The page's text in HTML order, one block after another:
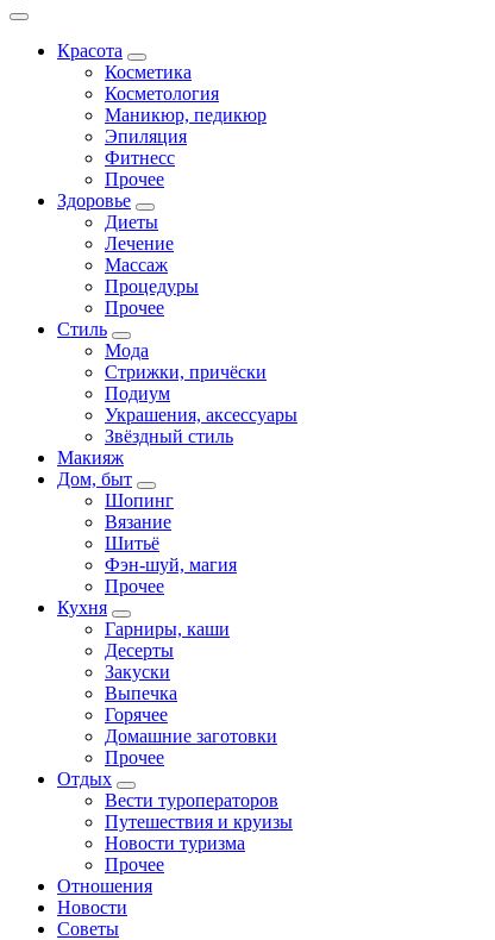
Красота
Косметика
Косметология
Маникюр, педикюр
Эпиляция
Фитнесс
Прочее
Здоровье
Диеты
Лечение
Массаж
Процедуры
Прочее
Стиль
Мода
Стрижки, причёски
Подиум
Украшения, аксессуары
Звёздный стиль
Макияж
Дом, быт
Шопинг
Вязание
Шитьё
Фэн-шуй, магия
Прочее
Кухня
Гарниры, каши
Десерты
Закуски
Выпечка
Горячее
Домашние заготовки
Прочее
Отдых
Вести туроператоров
Путешествия и круизы
Новости туризма
Прочее
Отношения
Новости
Советы